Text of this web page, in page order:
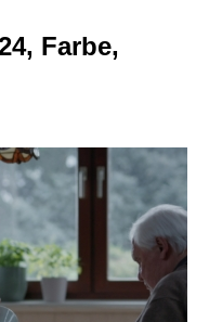
Farbe,